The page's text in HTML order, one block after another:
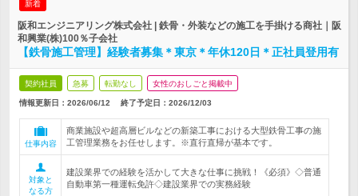
新着
阪和エンジニアリング株式会社 | 鉄骨・外装などの施工を手掛ける商社｜阪
和興業(株)100％子会社
【鉄骨施工管理】経験者募集＊東京＊年休120日＊正社員登用有
契約社員 急募 転勤なし 女性のおしごと掲載中
情報更新日：2026/06/12 終了予定日： 2026/12/03
仕事内容
商業施設や超高層ビルなどの新築工事における大型鉄骨工事の施
工管理業務をお任せします。※直行直帰が基本です。
対象と
なる方
建設業界での経験を活かして大きな仕事に挑戦！《必須》◇普通
自動車第一種運転免許◇建設業界での実務経験